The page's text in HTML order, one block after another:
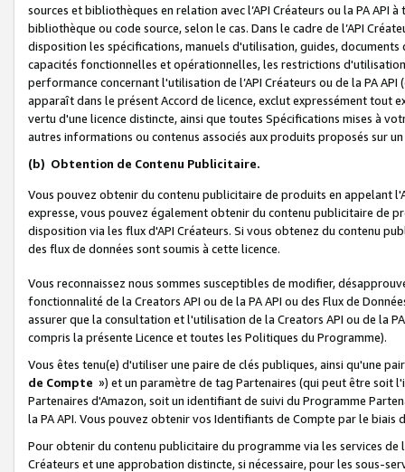
sources et bibliothèques en relation avec l’API Créateurs ou la PA
bibliothèque ou code source, selon le cas. Dans le cadre de l’API
disposition les spécifications, manuels d'utilisation, guides,
capacités fonctionnelles et opérationnelles, les restrictions
performance concernant l'utilisation de l’API Créateurs ou de la PA
apparaît dans le présent Accord de licence, exclut expressément tout
vertu d'une licence distincte, ainsi que toutes Spécifications mises à
autres informations ou contenus associés aux produits proposés sur
(b) Obtention de Contenu Publicitaire.
Vous pouvez obtenir du contenu publicitaire de produits en appelant
expresse, vous pouvez également obtenir du contenu publicitaire de
disposition via les flux d'API Créateurs. Si vous obtenez du contenu
des flux de données sont soumis à cette licence.
Vous reconnaissez nous sommes susceptibles de modifier,
fonctionnalité de la Creators API ou de la PA API ou des Flux de
assurer que la consultation et l'utilisation de la Creators API ou de la
compris la présente Licence et toutes les Politiques du Programme).
Vous êtes tenu(e) d'utiliser une paire de clés publiques, ainsi qu'une
de Compte ») et un paramètre de tag Partenaires (qui peut être soit
Partenaires d'Amazon, soit un identifiant de suivi du Programme
la PA API. Vous pouvez obtenir vos Identifiants de Compte par le biais
Pour obtenir du contenu publicitaire du programme via les services
Créateurs et une approbation distincte, si nécessaire, pour les sous-